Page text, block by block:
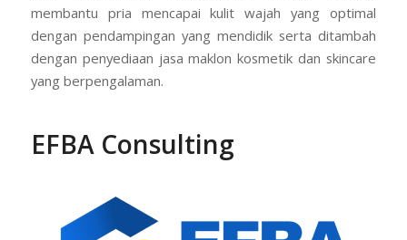
membantu pria mencapai kulit wajah yang optimal
dengan pendampingan yang mendidik serta ditambah
dengan penyediaan jasa maklon kosmetik dan skincare
yang berpengalaman.
EFBA Consulting